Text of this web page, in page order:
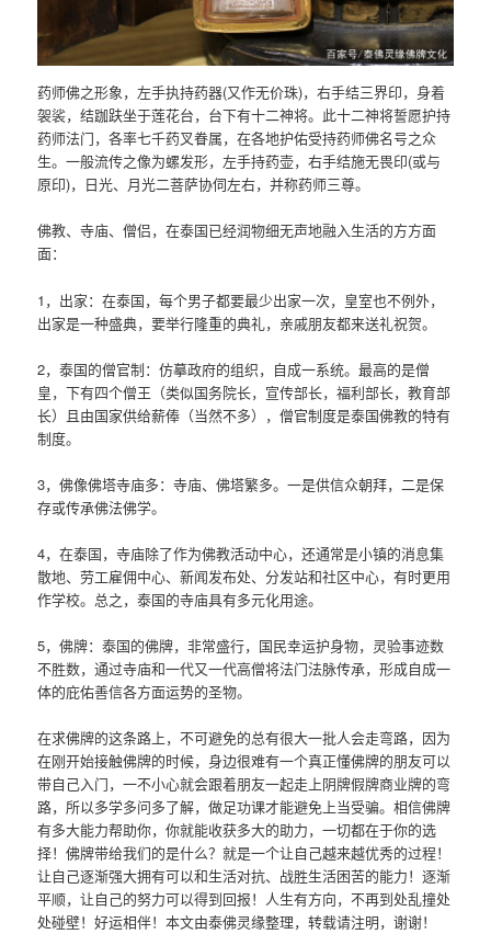
药师佛之形象，左手执持药器(又作无价珠)，右手结三界印，身着
袈裟，结跏趺坐于莲花台，台下有十二神将。此十二神将誓愿护持
药师法门，各率七千药叉眷属，在各地护佑受持药师佛名号之众
生。一般流传之像为螺发形，左手持药壶，右手结施无畏印(或与
原印)，日光、月光二菩萨协伺左右，并称药师三尊。
佛教、寺庙、僧侣，在泰国已经润物细无声地融入生活的方方面
面：
1，出家：在泰国，每个男子都要最少出家一次，皇室也不例外，
出家是一种盛典，要举行隆重的典礼，亲戚朋友都来送礼祝贺。
2，泰国的僧官制：仿摹政府的组织，自成一系统。最高的是僧
皇，下有四个僧王（类似国务院长，宣传部长，福利部长，教育部
长）且由国家供给薪俸（当然不多），僧官制度是泰国佛教的特有
制度。
3，佛像佛塔寺庙多：寺庙、佛塔繁多。一是供信众朝拜，二是保
存或传承佛法佛学。
4，在泰国，寺庙除了作为佛教活动中心，还通常是小镇的消息集
散地、劳工雇佣中心、新闻发布处、分发站和社区中心，有时更用
作学校。总之，泰国的寺庙具有多元化用途。
5，佛牌：泰国的佛牌，非常盛行，国民幸运护身物，灵验事迹数
不胜数，通过寺庙和一代又一代高僧将法门法脉传承，形成自成一
体的庇佑善信各方面运势的圣物。
在求佛牌的这条路上，不可避免的总有很大一批人会走弯路，因为
在刚开始接触佛牌的时候，身边很难有一个真正懂佛牌的朋友可以
带自己入门，一不小心就会跟着朋友一起走上阴牌假牌商业牌的弯
路，所以多学多问多了解，做足功课才能避免上当受骗。相信佛牌
有多大能力帮助你，你就能收获多大的助力，一切都在于你的选
择！佛牌带给我们的是什么？就是一个让自己越来越优秀的过程！
让自己逐渐强大拥有可以和生活对抗、战胜生活困苦的能力！逐渐
平顺，让自己的努力可以得到回报！人生有方向，不再到处乱撞处
处碰壁！好运相伴！本文由泰佛灵缘整理，转载请注明，谢谢！